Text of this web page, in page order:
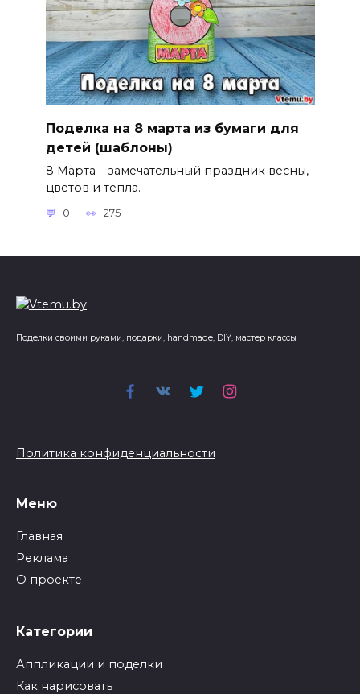
Поделка на 8 марта из бумаги для
детей (шаблоны)
8 Марта – замечательный праздник весны,
цветов и тепла.
0 275
Поделки своими руками, подарки, handmade, DIY, мастер классы
Политика конфиденциальности
Меню
Главная
Реклама
О проекте
Категории
Аппликации и поделки
Как нарисовать